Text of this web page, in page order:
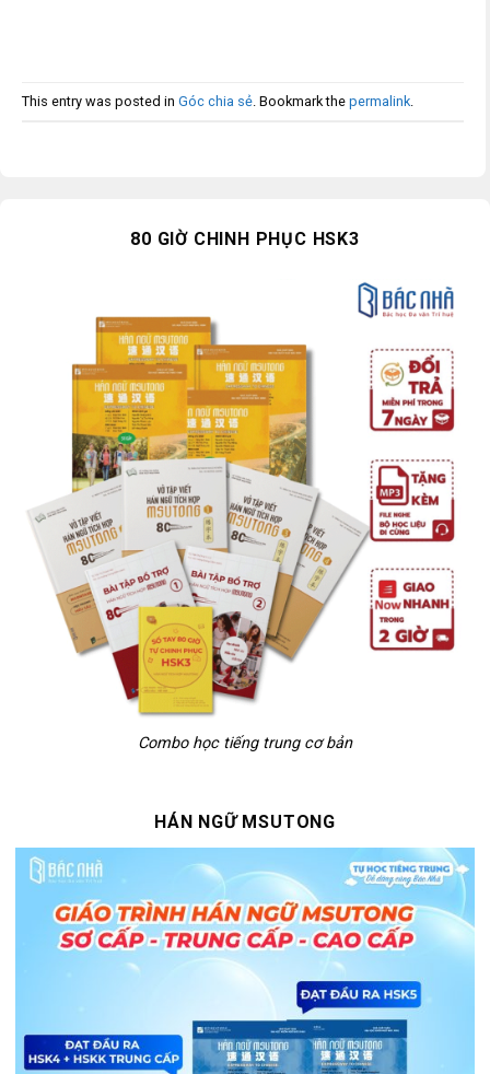
This entry was posted in Góc chia sẻ . Bookmark the permalink
80 GIỜ CHINH PHỤC HSK3
Combo học tiếng trung cơ bản
HÁN NGỮ MSUTONG